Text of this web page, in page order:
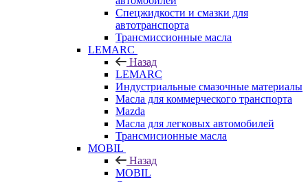
Спецжидкости и смазки для
автотранспорта
Трансмиссионные масла
LEMARC
Назад
LEMARC
Индустриальные смазочные материалы
Масла для коммерческого транспорта
Mazda
Масла для легковых автомобилей
Трансмисионные масла
MOBIL
Назад
MOBIL